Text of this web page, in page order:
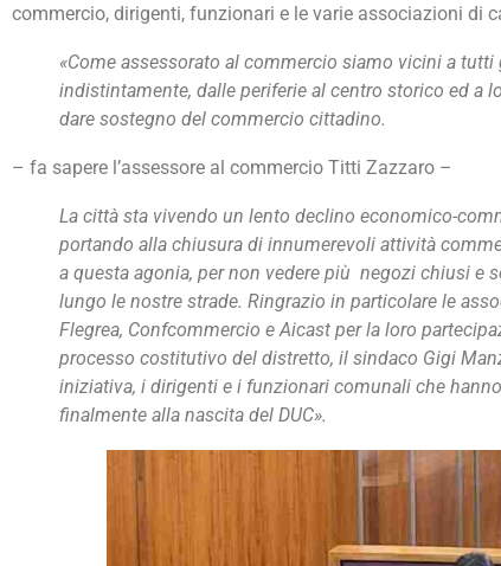
commercio, dirigenti, funzionari e le varie associazioni di
«Come assessorato al commercio siamo vicini a
indistintamente, dalle periferie al centro storico ed a
dare sostegno del commercio cittadino.
– fa sapere l’assessore al commercio Titti Zazzaro –
La città sta vivendo un lento declino economico-
portando alla chiusura di innumerevoli attività
a questa agonia, per non vedere più negozi chiusi e
lungo le nostre strade. Ringrazio in particolare le
Flegrea, Confcommercio e Aicast per la loro
processo costitutivo del distretto, il sindaco Gigi
iniziativa, i dirigenti e i funzionari comunali che
finalmente alla nascita del DUC».